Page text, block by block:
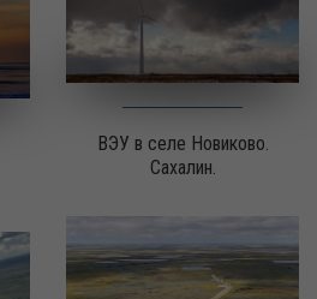
ВЭУ в селе Новиково.
Сахалин.